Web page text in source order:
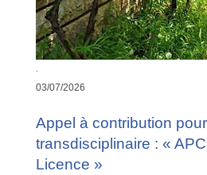
03/07/2026
Appel à contribution
transdisciplinaire : «
Licence »